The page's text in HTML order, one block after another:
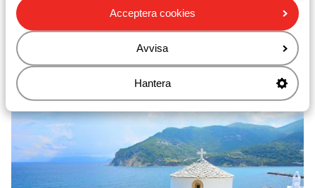
Acceptera cookies
Avvisa
Hantera
Kos